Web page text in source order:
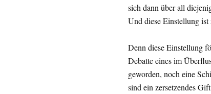
sich dann über all
Und diese Einstellung
Denn diese Einstellung
Debatte eines im
geworden, noch eine
sind ein zersetzendes